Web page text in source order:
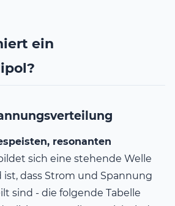
ein
resonanten
sich eine stehende Welle
ist, dass Strom und Spannung
sind - die folgende Tabelle